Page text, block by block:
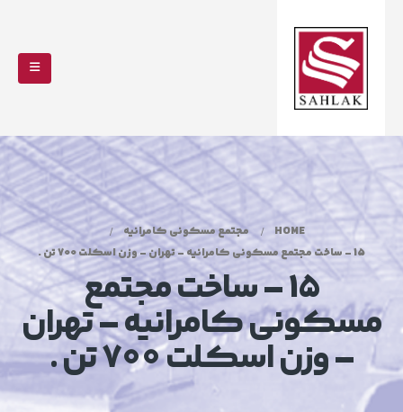
HOME
مجتمع مسکونی کامرانیه
15 – ساخت مجتمع مسکونی کامرانیه – تهران – وزن اسکلت 700 تن .
15 – ساخت مجتمع
مسکونی کامرانیه – تهران
– وزن اسکلت 700 تن .